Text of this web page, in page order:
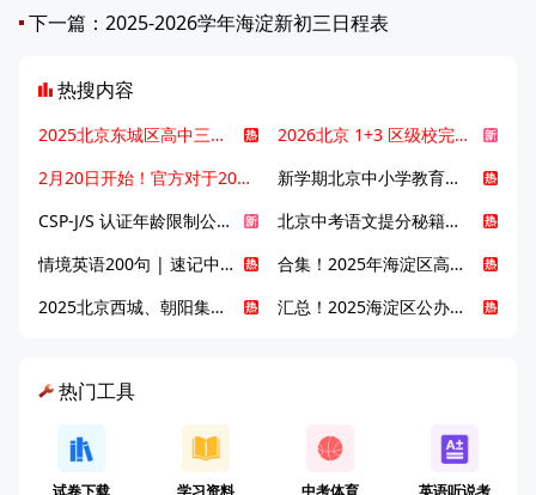
下一篇： 2025-2026学年海淀新初三日程表
热搜内容
2025北京东城区高中三大梯队高中有哪些？录取分数线是多少？
2026北京 1+3 区级校完整名单发布，13549 个名额该如何规划报考？
2月20日开始！官方对于2025年北京市中招体检问题解答！
新学期北京中小学教育八大变化全解析：学位、政策、教学等方面迎新变革
CSP-J/S 认证年龄限制公告发布，新规即日起实施！
北京中考语文提分秘籍！攻克 5000 易混易错字
情境英语200句 | 速记中考英语1600词
合集！2025年海淀区高中校情介绍
2025北京西城、朝阳集团校直升新动态
汇总！2025海淀区公办高中校情全解
热门工具
试卷下载 学习资料 中考体育 英语听说考